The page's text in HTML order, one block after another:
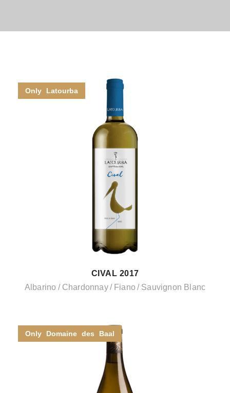
Only Latourba
CIVAL 2017
Albarino
Chardonnay Fiano Sauvignon Blanc
Only Domaine des Baal